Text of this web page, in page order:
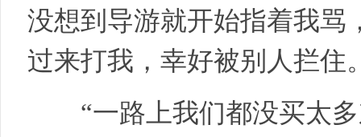
没想到导游就开始指着我骂
过来打我，幸好被别人拦住
“一路上我们都没买太多